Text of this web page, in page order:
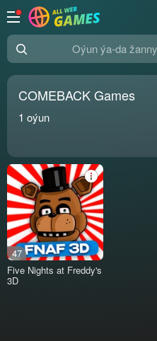
Oýun ýa-da žanny tap
COMEBACK Games
1 oýun
47
Five Nights at Freddy's
3D